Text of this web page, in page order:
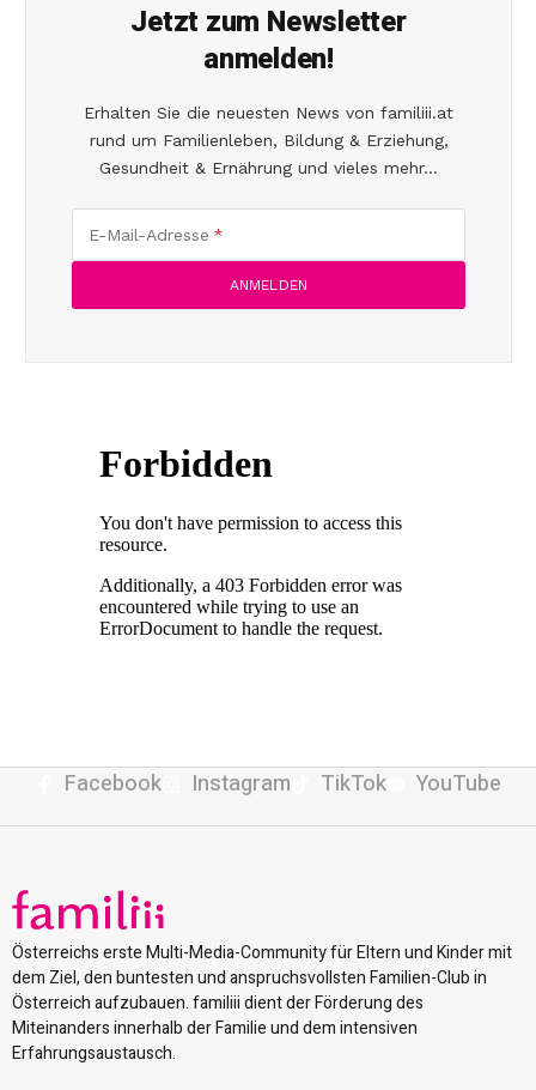
Jetzt zum Newsletter
anmelden!
Erhalten Sie die neuesten News von familiii.at
rund um Familienleben, Bildung & Erziehung,
Gesundheit & Ernährung und vieles mehr...
E-Mail-Adresse
Facebook Instagram TikTok YouTube
Österreichs erste Multi-Media-Community für Eltern und Kinder mit
dem Ziel, den buntesten und anspruchsvollsten Familien-Club in
Österreich aufzubauen. familiii dient der Förderung des
Miteinanders innerhalb der Familie und dem intensiven
Erfahrungsaustausch.